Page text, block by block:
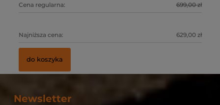
Cena regularna: 699,00 zł
Najniższa cena: 629,00 zł
do koszyka
Newsletter